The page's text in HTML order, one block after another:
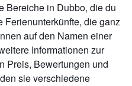
Bereiche in Dubbo, die du
Ferienunterkünfte, die ganz
auf den Namen einer
Informationen zur
Preis, Bewertungen und
sie verschiedene